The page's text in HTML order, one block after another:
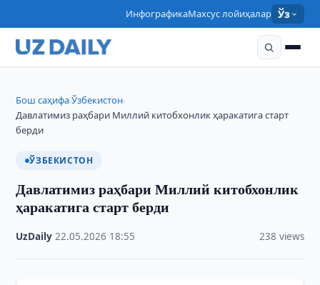
ИнфографикаМахсус лойиҳалар Ўз
Бош саҳифа›Ўзбекистон›
Давлатимиз раҳбари Миллий китобхонлик ҳаракатига старт
берди
ЎЗБЕКИСТОН
Давлатимиз раҳбари Миллий китобхонлик
ҳаракатига старт берди
UzDaily ·22.05.2026 18:55 238 views